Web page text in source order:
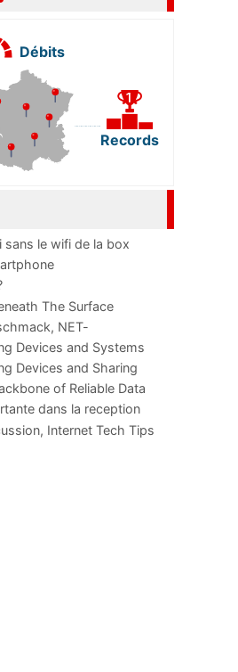
Débits
Records
sans le wifi de la box
The Surface
NET-
im
Devices and Systems
Devices and Sharing
of Reliable Data
dans la reception
Internet Tech Tips